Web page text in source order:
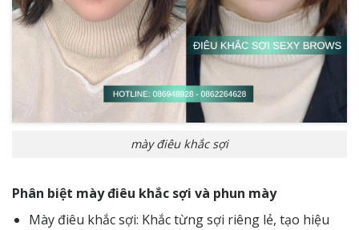
mày điêu khắc sợi
Phân biệt mày điêu khắc sợi và phun mày
Mày điêu khắc sợi: Khắc từng sợi riêng lẻ, tạo hiệu